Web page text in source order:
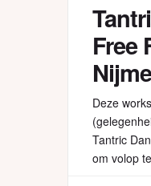
Free
Deze
Tantric
om volop